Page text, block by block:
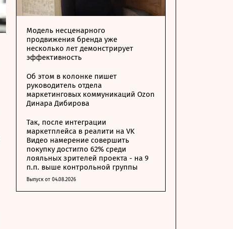
Модель несценарного
продвижения бренда уже
несколько лет демонстрирует
эффективность
Об этом в колонке пишет
руководитель отдела
маркетинговых коммуникаций Ozon
Динара Дибирова
Так, после интеграции
маркетплейса в реалити на VK
Видео намерение совершить
покупку достигло 62% среди
лояльных зрителей проекта - на 9
п.п. выше контрольной группы
Выпуск от 04.08.2026